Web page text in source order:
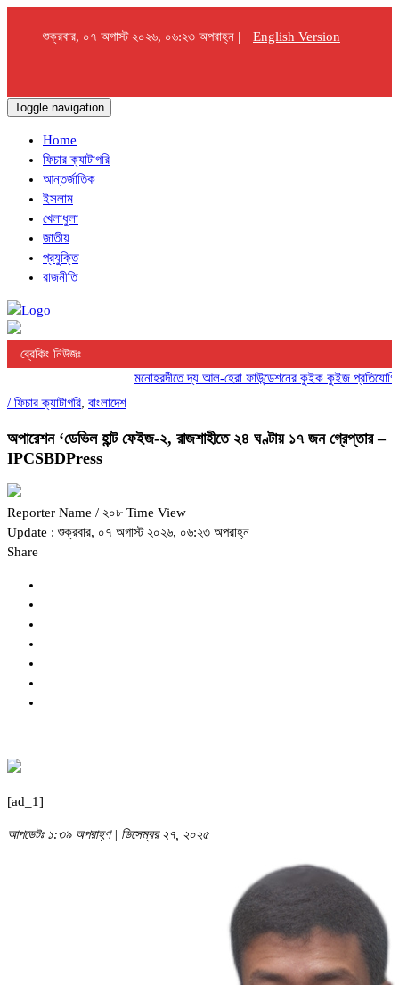
শুক্রবার, ০৭ অগাস্ট ২০২৬, ০৬:২৩ অপরাহ্ন | English Version
Toggle navigation
Home
ফিচার ক্যাটাগরি
আন্তর্জাতিক
ইসলাম
খেলাধুলা
জাতীয়
প্রযুক্তি
রাজনীতি
ব্রেকিং নিউজঃ
মনোহরদীতে দ্য আল-হেরা ফাউন্ডেশনের কুইক কুইজ প্রতিযোগিতা
/ ফিচার ক্যাটাগরি, বাংলাদেশ
অপারেশন ‘ডেভিল হান্ট ফেইজ-২, রাজশাহীতে ২৪ ঘণ্টায় ১৭ জন গ্রেপ্তার –
IPCSBDPress
Reporter Name / ২০৮ Time View
Update : শুক্রবার, ০৭ অগাস্ট ২০২৬, ০৬:২৩ অপরাহ্ন
Share
[ad_1]
আপডেটঃ ১:৩৯ অপরাহ্ণ | ডিসেম্বর ২৭, ২০২৫